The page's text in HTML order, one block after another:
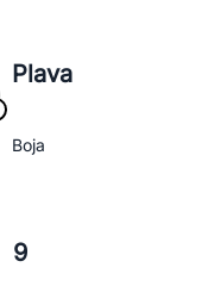
Plava
Boja
9